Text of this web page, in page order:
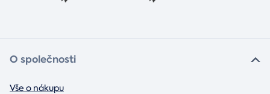
O společnosti
Vše o nákupu